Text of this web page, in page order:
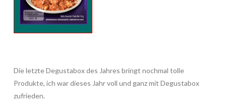
Die letzte Degustabox des Jahres bringt nochmal tolle
Produkte, ich war dieses Jahr voll und ganz mit Degustabox
zufrieden.